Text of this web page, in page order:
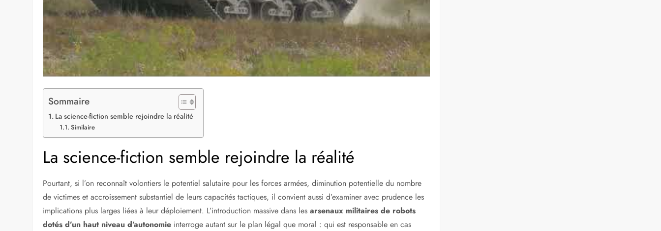
Sommaire
La science-fiction semble rejoindre la réalité
Similaire
La science-fiction semble rejoindre la réalité
Pourtant, si l’on reconnaît volontiers le potentiel salutaire pour les forces armées, diminution potentielle du nombre
de victimes et accroissement substantiel de leurs capacités tactiques, il convient aussi d’examiner avec prudence les
implications plus larges liées à leur déploiement. L’introduction massive dans lesarsenaux militaires de robots
dotés d’un haut niveau d’autonomie interroge autant sur le plan légal que moral : qui est responsable en cas